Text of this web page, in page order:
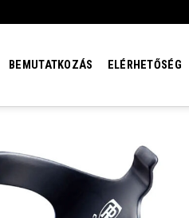
BEMUTATKOZÁS ELÉRHETŐSÉG